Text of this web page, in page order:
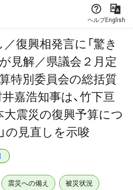
ヘルプEnglish
復興相発言に「驚き
見解／県議会２月定
特別委員会の総括質
嘉浩知事は、竹下亘
震災の復興予算につ
の見直しを示唆
震災への備え 被災状況